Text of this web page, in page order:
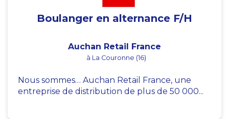
Boulanger en alternance F/H
Auchan Retail France
à La Couronne (16)
Nous sommes… Auchan Retail France, une
entreprise de distribution de plus de 50 000...